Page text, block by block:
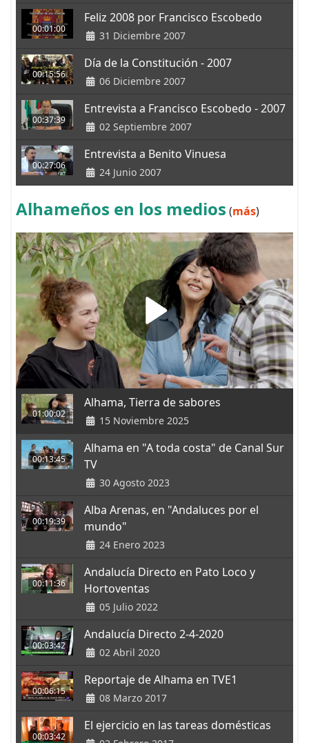
00:01:00
Feliz 2008 por Francisco Escobedo
31 Diciembre 2007
00:15:56
Día de la Constitución - 2007
06 Diciembre 2007
00:37:39
Entrevista a Francisco Escobedo - 2007
02 Septiembre 2007
00:27:06
Entrevista a Benito Vinuesa
24 Junio 2007
Alhameños en los medios (más)
01:00:02
Alhama, Tierra de sabores
15 Noviembre 2025
00:13:45
Alhama en "A toda costa" de Canal Sur
TV
30 Agosto 2023
00:19:39
Alba Arenas, en "Andaluces por el
mundo"
24 Enero 2023
00:11:36
Andalucía Directo en Pato Loco y
Hortoventas
05 Julio 2022
00:03:42
Andalucía Directo 2-4-2020
02 Abril 2020
00:06:15
Reportaje de Alhama en TVE1
08 Marzo 2017
00:03:42
El ejercicio en las tareas domésticas